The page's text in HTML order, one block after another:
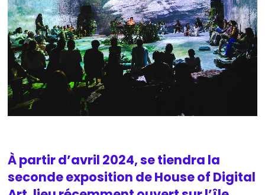
À partir d’avril 2024, se tiendra la
seconde exposition de House of Digital